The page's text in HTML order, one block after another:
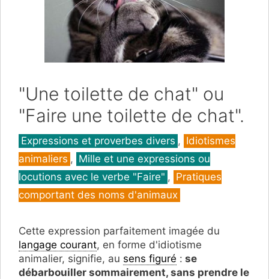
"Une toilette de chat" ou
"Faire une toilette de chat".
Catégories
Expressions et proverbes divers , Idiotismes
animaliers , Mille et une expressions ou
locutions avec le verbe "Faire" , Pratiques
comportant des noms d'animaux
Cette expression parfaitement imagée du
langage courant, en forme d'idiotisme
animalier, signifie, au sens figuré : se
débarbouiller sommairement, sans prendre le